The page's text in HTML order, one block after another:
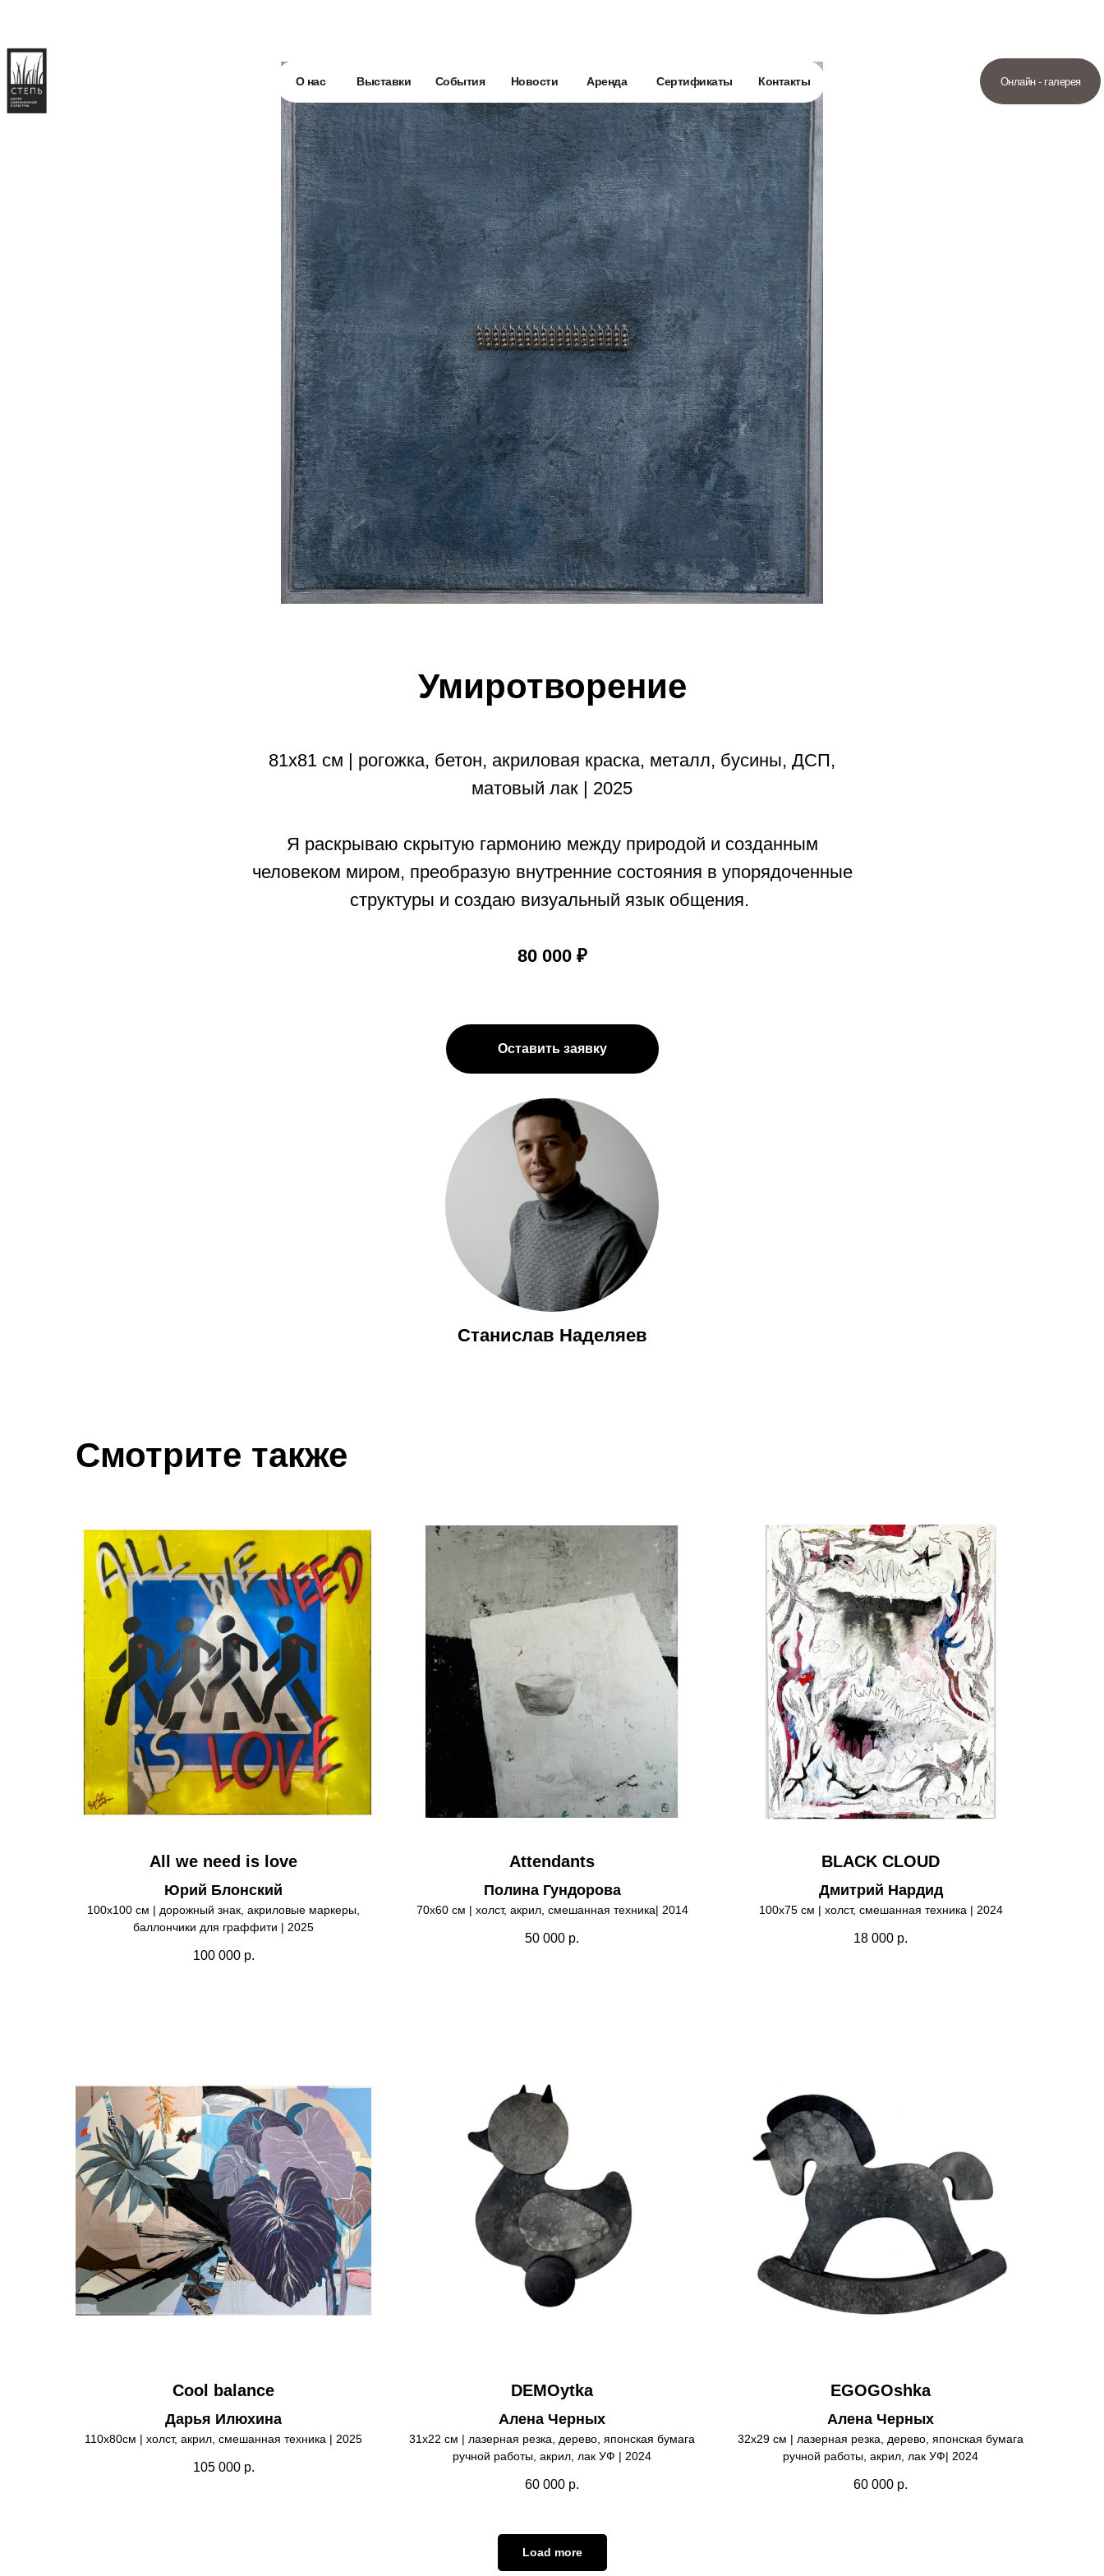
Контакты
Сертификаты
Аренда
Новости
События
Выставки
О нас Онлайн - галерея
Умиротворение
81х81 см | рогожка, бетон, акриловая краска, металл, бусины, ДСП,
матовый лак | 2025
Я раскрываю скрытую гармонию между природой и созданным
человеком миром, преобразую внутренние состояния в упорядоченные
структуры и создаю визуальный язык общения.
80 000 ₽
Оставить заявку
Станислав Наделяев
Смотрите также
All we need is love
Юрий Блонский
100х100 см | дорожный знак, акриловые маркеры,
баллончики для граффити | 2025
100 000 р.
Attendants
Полина Гундорова
70х60 см | холст, акрил, смешанная техника| 2014
50 000 р.
BLACK CLOUD
Дмитрий Нардид
100х75 см | холст, смешанная техника | 2024
18 000 р.
Cool balance
Дарья Илюхина
110х80см | холст, акрил, смешанная техника | 2025
105 000 р.
DEMOytka
Алена Черных
31х22 см | лазерная резка, дерево, японская бумага
ручной работы, акрил, лак УФ | 2024
60 000 р.
EGOGOshka
Алена Черных
32х29 см | лазерная резка, дерево, японская бумага
ручной работы, акрил, лак УФ| 2024
60 000 р.
Load more